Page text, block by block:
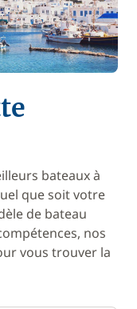
bateaux à
que soit votre
de bateau
nos
vous trouver la